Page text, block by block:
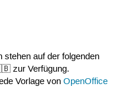
stehen auf der folgenden
zur Verfügung.
Vorlage von OpenOffice